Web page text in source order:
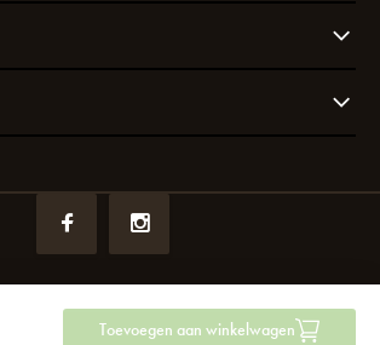
Toevoegen aan winkelwagen
72049766btw-nummer:NL858964065B01